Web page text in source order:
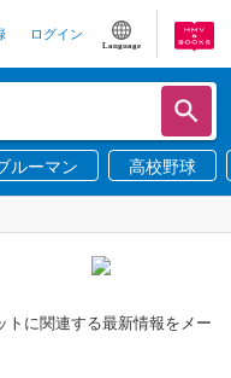
ログイン
Language
ルーマン 高校野球
トに関連する最新情報をメー